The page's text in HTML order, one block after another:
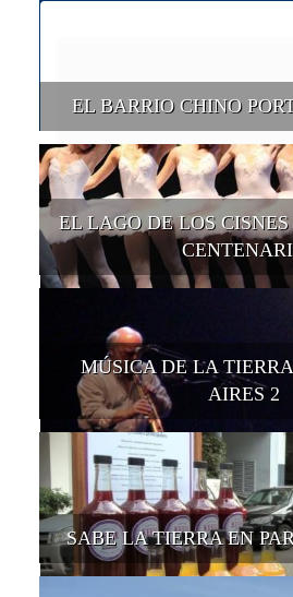
EL BARRIO CHINO
EL LAGO DE LOS
MÚSICA DE LA
AIRES 2
SABE LA TIERRA EN